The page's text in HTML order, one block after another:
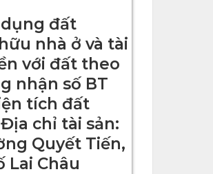
đất
nhà ở và tài
với đất theo
nhận số BT
tích đất
chỉ tài sản:
Quyết Tiến,
Lai Châu